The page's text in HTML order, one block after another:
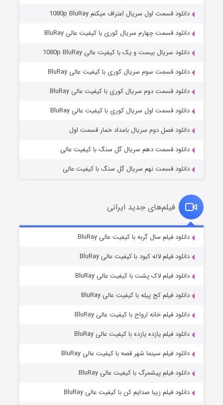
وستی ها
قسمت۱ (زیرنویس) منتشر شد
قسمت۶ (زیرنویس) منتشر شد
دانلود قسمت اول سریال اعتراف میکنم 1080p BluRay
دانلود قسمت چهارم سریال کوری با کیفیت عالی BluRay
دانلود سریال بیست و یک با کیفیت عالی 1080p BluRay
دانلود قسمت سوم سریال کوری با کیفیت عالی BluRay
دانلود قسمت دوم سریال کوری با کیفیت عالی BluRay
دانلود قسمت اول سریال کوری با کیفیت عالی BluRay
دانلود فصل دوم سریال بامداد خمار قسمت اول
دانلود قسمت دهم سریال گل سنگ با کیفیت عالی
دانلود قسمت نهم سریال گل سنگ با کیفیت عالی
فیلم‌های جدید ایرانی
دانلود فیلم سال گربه با کیفیت عالی BluRay
دانلود فیلم لاله کبود با کیفیت عالی BluRay
دانلود فیلم لاک پشت با کیفیت عالی BluRay
دانلود فیلم کج‌ پیله با کیفیت عالی BluRay
دانلود فیلم خانه ارواح با کیفیت عالی BluRay
دانلود فیلم یازده یازده با کیفیت عالی BluRay
دانلود فیلم سینما شهر قصه با کیفیت عالی BluRay
دانلود فیلم پیشمرگ با کیفیت عالی BluRay
دانلود فیلم زیبا صدایم کن با کیفیت عالی BluRay